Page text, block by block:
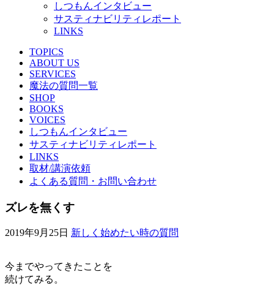
しつもんインタビュー
サスティナビリティレポート
LINKS
TOPICS
ABOUT US
SERVICES
魔法の質問一覧
SHOP
BOOKS
VOICES
しつもんインタビュー
サスティナビリティレポート
LINKS
取材/講演依頼
よくある質問・お問い合わせ
ズレを無くす
2019年9月25日 新しく始めたい時の質問
今までやってきたことを
続けてみる。